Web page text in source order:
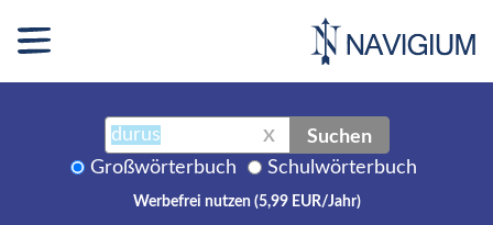
X Suchen
Großwörterbuch Schulwörterbuch
Werbefrei nutzen (5,99 EUR/Jahr)